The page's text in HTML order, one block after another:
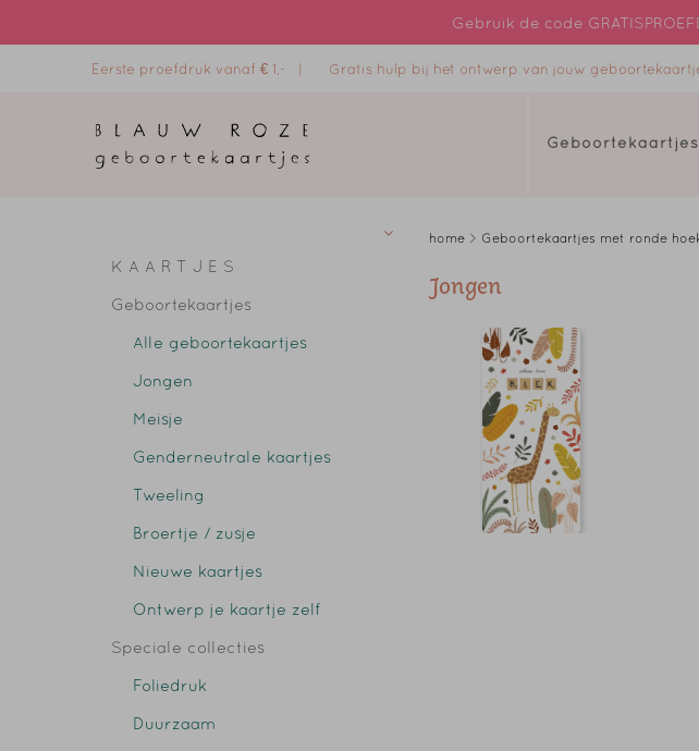
Gebruik de code
Eerste proefdruk vanaf € 1,- | Gratis hulp bij het ontwerp van jouw
Geboortekaartjes
K A A R T J E S
Geboortekaartjes
Alle geboortekaartjes
Jongen
Meisje
Genderneutrale kaartjes
Tweeling
Broertje / zusje
Nieuwe kaartjes
Ontwerp je kaartje zelf
Speciale collecties
Foliedruk
Duurzaam
home > Geboortekaartjes met ronde
Jongen